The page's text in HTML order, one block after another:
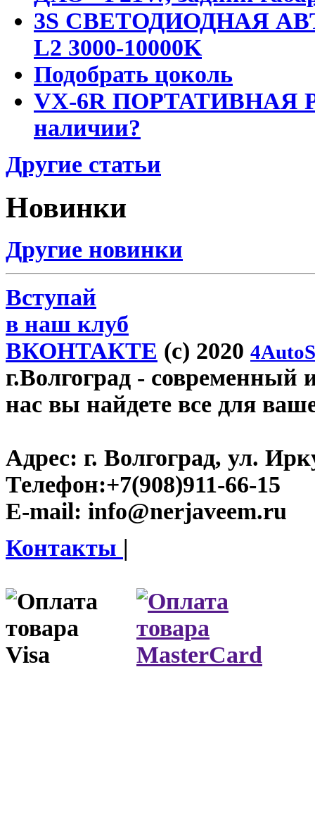
3S СВЕТОДИОДНАЯ
L2 3000-10000K
Подобрать цоколь
VX-6R ПОРТАТИВНАЯ
наличии?
Другие статьи
Новинки
Другие новинки
Вступай
в наш клуб
ВКОНТАКТЕ (c) 2020
г.Волгоград - современный
нас вы найдете все для
Адрес: г. Волгоград, ул.
Телефон:+7(908)911-66-15
E-mail: info@nerjaveem.ru
Контакты |